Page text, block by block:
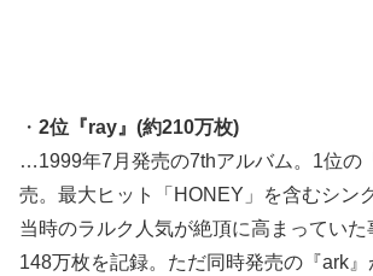
・ 2位『ray』(約210万枚)
…1999年7月発売の7thアルバム。1位の
売。最大ヒット「HONEY」を含むシン
当時のラルク人気が絶頂に高まっていた
148万枚を記録。ただ同時発売の『ark